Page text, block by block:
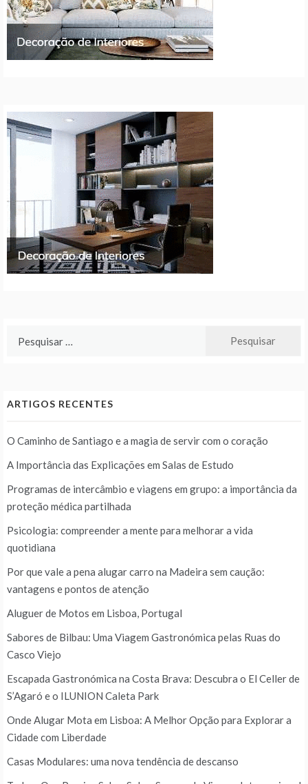
ARTIGOS RECENTES
O Caminho de Santiago e a magia de servir com o coração
A Importância das Explicações em Salas de Estudo
Programas de intercâmbio e viagens em grupo: a importância da
proteção médica partilhada
Psicologia: compreender a mente para melhorar a vida
quotidiana
Por que vale a pena alugar carro na Madeira sem caução:
vantagens e pontos de atenção
Aluguer de Motos em Lisboa, Portugal
Sabores de Bilbau: Uma Viagem Gastronómica pelas Ruas do
Casco Viejo
Escapada Gastronómica na Costa Brava: Descubra o El Celler de
S’Agaró e o ILUNION Caleta Park
Onde Alugar Mota em Lisboa: A Melhor Opção para Explorar a
Cidade com Liberdade
Casas Modulares: uma nova tendência de descanso